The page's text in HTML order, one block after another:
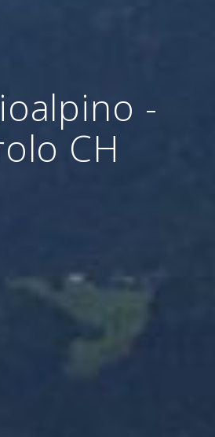
-
CH